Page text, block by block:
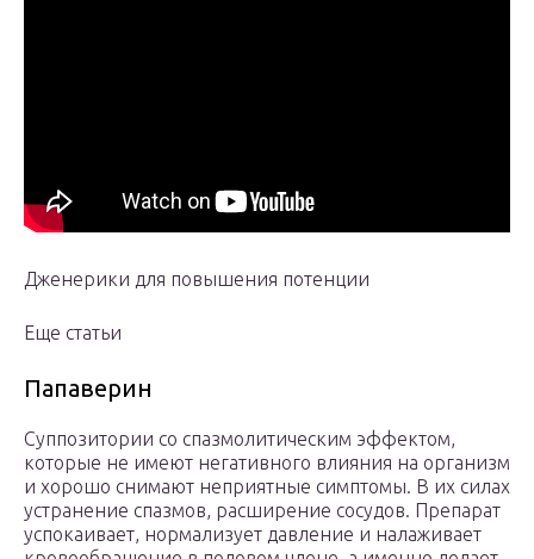
Дженерики для повышения потенции
Еще статьи
Папаверин
Суппозитории со спазмолитическим эффектом,
которые не имеют негативного влияния на организм
и хорошо снимают неприятные симптомы. В их силах
устранение спазмов, расширение сосудов. Препарат
успокаивает, нормализует давление и налаживает